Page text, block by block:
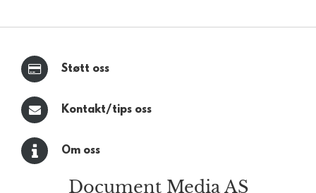
Støtt oss
Kontakt/tips oss
Om oss
Document Media AS